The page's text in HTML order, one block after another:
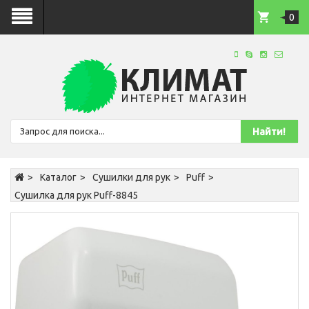
0
Каталог Сушилки для рук
Puff
Сушилка для рук Puff-8845